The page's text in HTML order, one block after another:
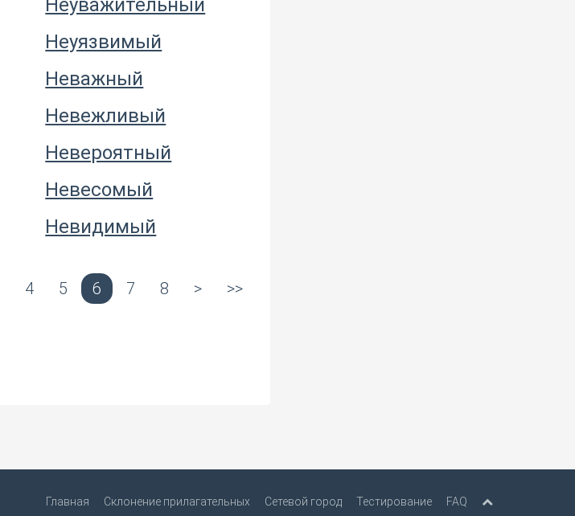
Неуважительный
Неуязвимый
Неважный
Невежливый
Невероятный
Невесомый
Невидимый
4 5 6 7 8 > >>
Главная Склонение прилагательных Сетевой город Тестирование FAQ